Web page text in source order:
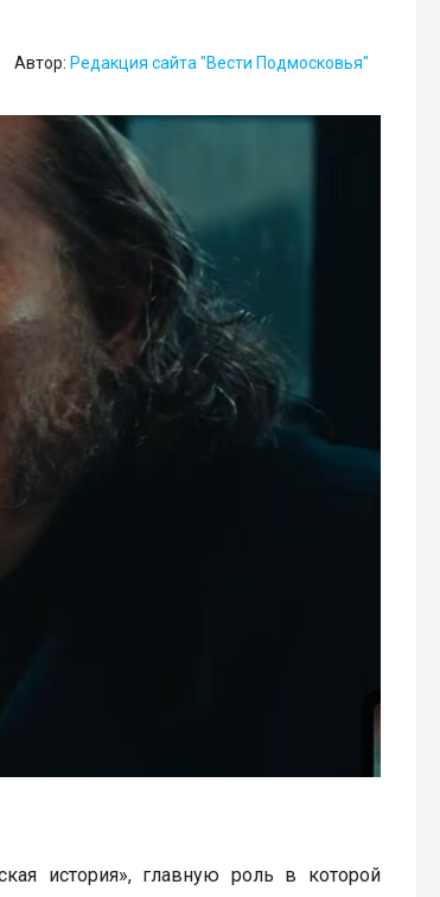
Автор: Редакция сайта "Вести Подмосковья"
история», главную роль в которой